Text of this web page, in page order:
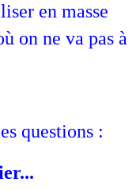
en masse
on ne va pas à
questions :